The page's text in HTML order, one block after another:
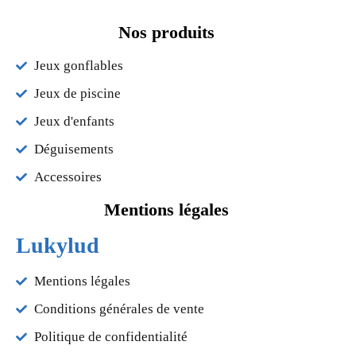
Nos produits
Jeux gonflables
Jeux de piscine
Jeux d'enfants
Déguisements
Accessoires
Mentions légales
Lukylud
Mentions légales
Conditions générales de vente
Politique de confidentialité